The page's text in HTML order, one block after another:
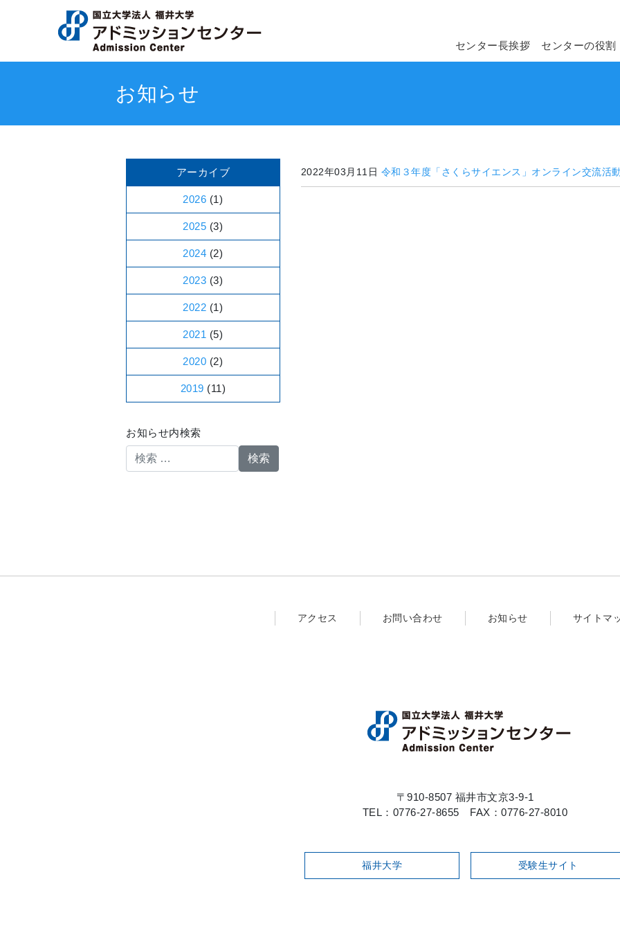
センター長挨拶 センターの役割
お知らせ
アーカイブ
2026 (1)
2025 (3)
2024 (2)
2023 (3)
2022 (1)
2021 (5)
2020 (2)
2019 (11)
お知らせ内検索
検索
2022年03月11日 令和３年度「さくらサイエンス」オンライン交流活
アクセス お問い合わせ お知らせ サイトマ
〒910-8507 福井市文京3-9-1
TEL：0776-27-8655 FAX：0776-27-8010
福井大学 受験生サイト